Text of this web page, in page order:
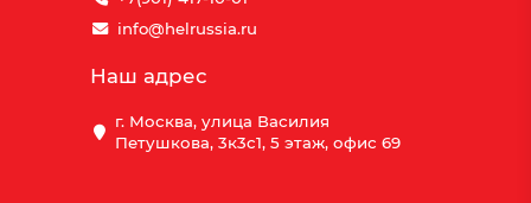
info@helrussia.ru
Наш адрес
г. Москва, улица Василия
Петушкова, 3к3c1, 5 этаж, офис 69